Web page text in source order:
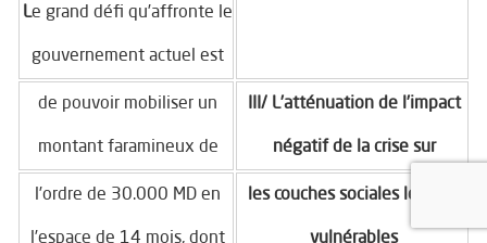
Le grand défi qu’affronte le
gouvernement actuel est
III/ L’atténuation de l’impact
négatif de la crise sur
de pouvoir mobiliser un
montant faramineux de
les couches sociales les plus
vulnérables
l’ordre de 30.000 MD en
l’espace de 14 mois, dont